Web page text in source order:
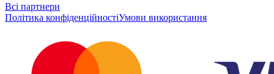
Всі партнери
Політика конфіденційностіУмови використання